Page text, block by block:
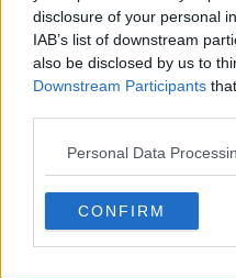
disclosure of your personal
IAB’s list of downstream
also be disclosed by us to
Downstream Participants
Personal Data
CONFIRM